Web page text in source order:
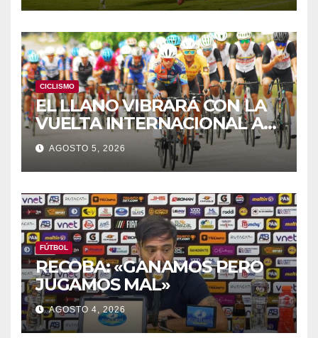
CICLISMO
EL LLANO VIBRARÁ CON LA
VUELTA INTERNACIONAL A
ZAMORA
AGOSTO 5, 2026
FÚTBOL
RECOBA: «GANAMOS PERO
JUGAMOS MAL»
AGOSTO 4, 2026